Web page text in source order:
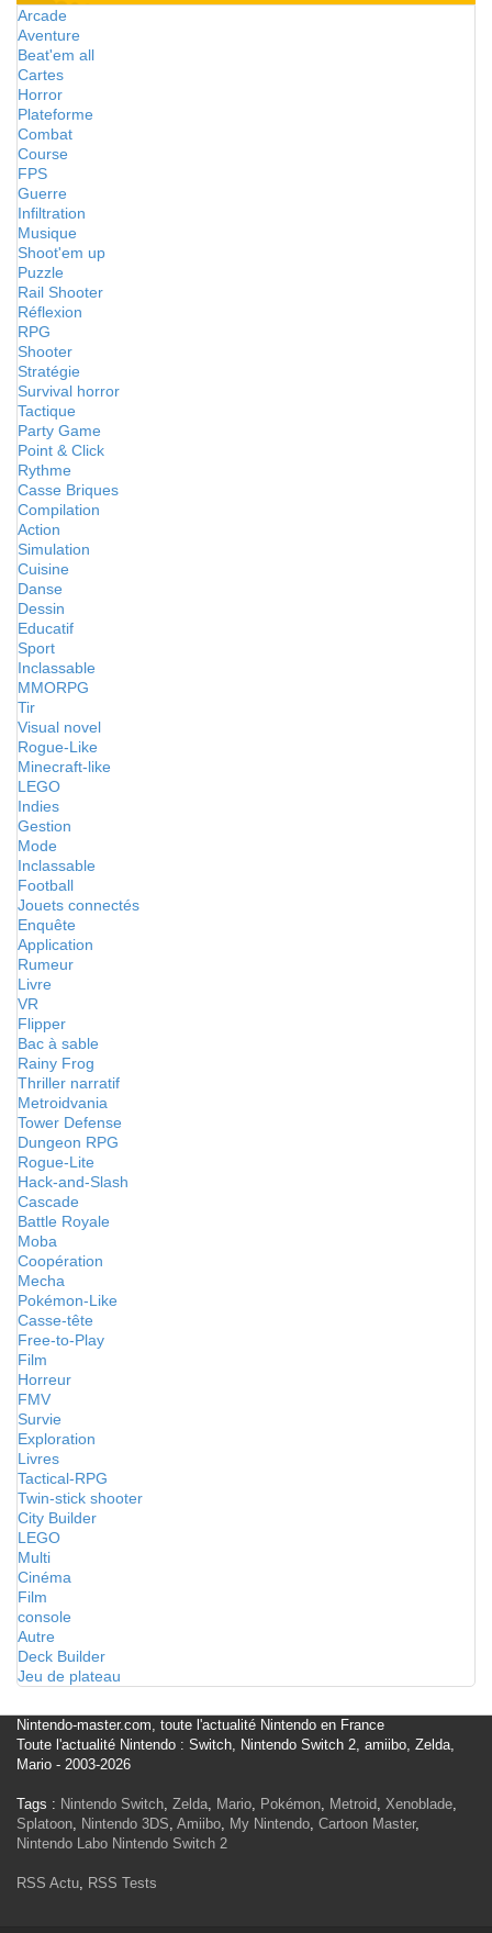
Arcade
Aventure
Beat'em all
Cartes
Horror
Plateforme
Combat
Course
FPS
Guerre
Infiltration
Musique
Shoot'em up
Puzzle
Rail Shooter
Réflexion
RPG
Shooter
Stratégie
Survival horror
Tactique
Party Game
Point & Click
Rythme
Casse Briques
Compilation
Action
Simulation
Cuisine
Danse
Dessin
Educatif
Sport
Inclassable
MMORPG
Tir
Visual novel
Rogue-Like
Minecraft-like
LEGO
Indies
Gestion
Mode
Inclassable
Football
Jouets connectés
Enquête
Application
Rumeur
Livre
VR
Flipper
Bac à sable
Rainy Frog
Thriller narratif
Metroidvania
Tower Defense
Dungeon RPG
Rogue-Lite
Hack-and-Slash
Cascade
Battle Royale
Moba
Coopération
Mecha
Pokémon-Like
Casse-tête
Free-to-Play
Film
Horreur
FMV
Survie
Exploration
Livres
Tactical-RPG
Twin-stick shooter
City Builder
LEGO
Multi
Cinéma
Film
console
Autre
Deck Builder
Jeu de plateau
Nintendo-master.com, toute l'actualité Nintendo en France
Toute l'actualité Nintendo : Switch, Nintendo Switch 2, amiibo, Zelda,
Mario - 2003-2026
Tags : Nintendo Switch, Zelda, Mario, Pokémon, Metroid, Xenoblade,
Splatoon, Nintendo 3DS, Amiibo, My Nintendo, Cartoon Master,
Nintendo Labo Nintendo Switch 2
RSS Actu, RSS Tests